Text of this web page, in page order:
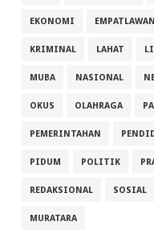
EKONOMI
KRIMINAL LAHAT
MUBA NASIONAL
OKUS OLAHRAGA
PEMERINTAHAN
PIDUM POLITIK
REDAKSIONAL SOSIAL
MURATARA